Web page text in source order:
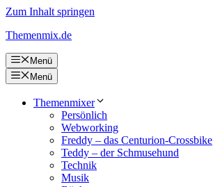
Zum Inhalt springen
Themenmix.de
Menü
Menü
Themenmixer
Persönlich
Webworking
Freddy – das Centurion-Crossbike
Teddy – der Schmusehund
Technik
Musik